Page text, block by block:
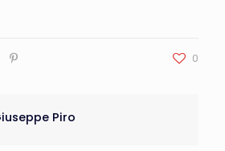
0
Piro